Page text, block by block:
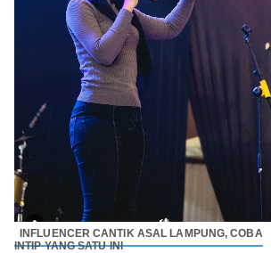
INFLUENCER CANTIK ASAL LAMPUNG, COBA
INTIP YANG SATU INI